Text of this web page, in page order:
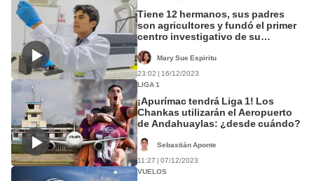
Tiene 12 hermanos, sus padres
son agricultores y fundó el primer
centro investigativo de su
Mary Sue Espiritu
23:02 | 16/12/2023
LIGA 1
¡Apurímac tendrá Liga 1! Los
Chankas utilizarán el Aeropuerto
de Andahuaylas: ¿desde cuándo?
Sebastián Aponte
11:27 | 07/12/2023
VUELOS